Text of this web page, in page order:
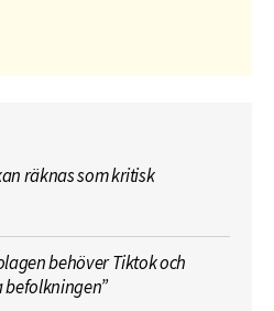
räknas som kritisk
behöver Tiktok och
befolkningen”